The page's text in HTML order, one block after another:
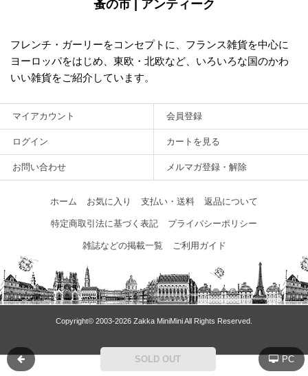
SOLD OUT
蚤の市 | アンティーク
フレンチ・ガーリーをコンセプトに、フランス雑貨を中心に
ヨーロッパをはじめ、東欧・北欧など、いろいろな国のかわ
いい雑貨をご紹介しています。
マイアカウント 会員登録
ログイン カートを見る
お問い合わせ メルマガ登録・解除
ホーム お気に入り 支払い・送料 返品について
特定商取引法に基づく表記 プライバシーポリシー
雑誌などの掲載一覧 ご利用ガイド
Copyright© 2003‐2026 Zakka MiniMini All Rights Reserved.
PC